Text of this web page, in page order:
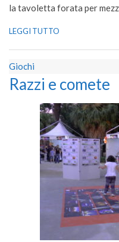
la tavoletta forata per
LEGGI TUTTO
Giochi
Razzi e comete